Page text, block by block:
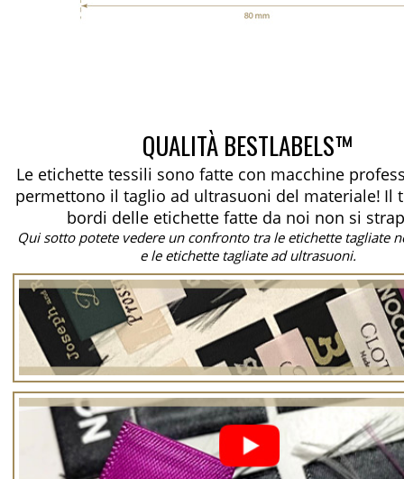
QUALITÀ BESTLABELS™
Le etichette tessili sono fatte con macchine
permettono il taglio ad ultrasuoni del materiale! Il
bordi delle etichette fatte da noi non si
Qui sotto potete vedere un confronto tra le etichette tagliate
e le etichette tagliate ad ultrasuoni.